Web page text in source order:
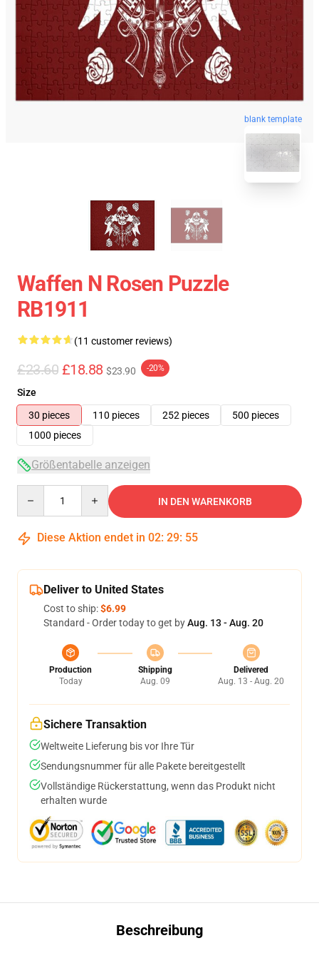
blank template
Waffen N Rosen Puzzle
RB1911
(11 customer reviews)
£23.60 £18.88 $23.90 -20%
Size
30 pieces
110 pieces 252 pieces
500 pieces
1000 pieces
Größentabelle anzeigen
IN DEN WARENKORB
Diese Aktion endet in 02: 29: 54
Deliver to United States
Cost to ship:$6.99
Standard - Order today to get byAug. 13 - Aug. 20
Production
Today
Shipping
Aug. 09
Delivered
Aug. 13 - Aug. 20
Sichere Transaktion
Weltweite Lieferung bis vor Ihre Tür
Sendungsnummer für alle Pakete bereitgestellt
Vollständige Rückerstattung, wenn das Produkt nicht
erhalten wurde
Beschreibung